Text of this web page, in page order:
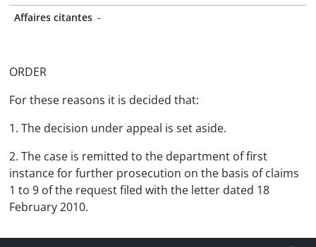
Affaires citantes -
ORDER
For these reasons it is decided that:
1. The decision under appeal is set aside.
2. The case is remitted to the department of first
instance for further prosecution on the basis of claims
1 to 9 of the request filed with the letter dated 18
February 2010.